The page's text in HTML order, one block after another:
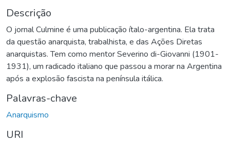
Descrição
O jornal Culmine é uma publicação ítalo-argentina. Ela trata
da questão anarquista, trabalhista, e das Ações Diretas
anarquistas. Tem como mentor Severino di-Giovanni (1901-
1931), um radicado italiano que passou a morar na Argentina
após a explosão fascista na península itálica.
Palavras-chave
Anarquismo
URI